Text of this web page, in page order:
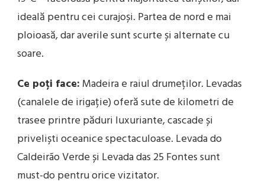
ideală pentru cei curajoși. Partea de nord e mai
ploioasă, dar averile sunt scurte și alternate cu
soare.
Ce poți face: Madeira e raiul drumeților. Levadas
(canalele de irigație) oferă sute de kilometri de
trasee printre păduri luxuriante, cascade și
priveliști oceanice spectaculoase. Levada do
Caldeirão Verde și Levada das 25 Fontes sunt
must-do pentru orice vizitator.